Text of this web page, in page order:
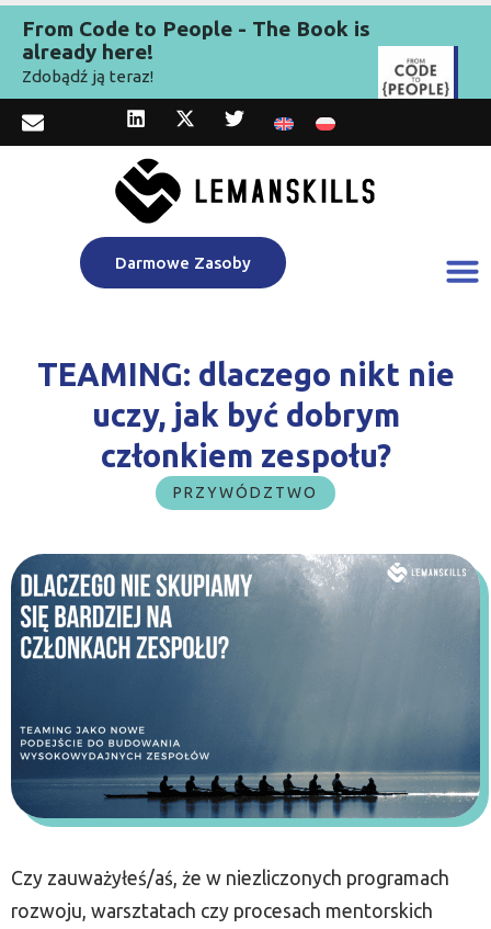
From Code to People - The Book is
already here!
Zdobądź ją teraz!
Darmowe Zasoby
TEAMING: dlaczego nikt nie
uczy, jak być dobrym
członkiem zespołu?
PRZYWÓDZTWO
Czy zauważyłeś/aś, że w niezliczonych programach
rozwoju, warsztatach czy procesach mentorskich